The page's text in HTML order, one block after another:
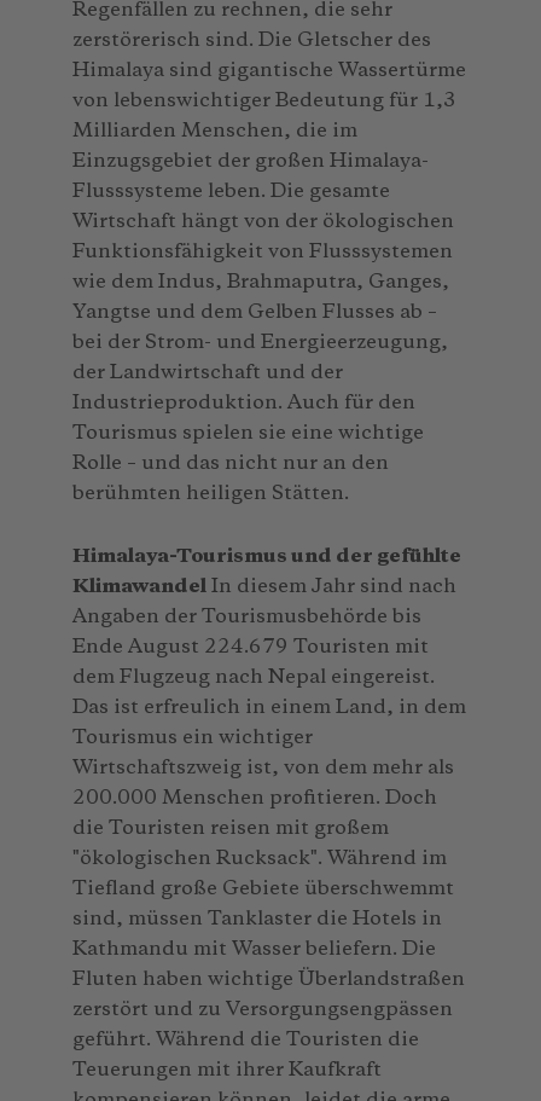
Regenfällen zu rechnen, die sehr
zerstörerisch sind. Die Gletscher des
Himalaya sind gigantische Wassertürme
von lebenswichtiger Bedeutung für 1,3
Milliarden Menschen, die im
Einzugsgebiet der großen Himalaya-
Flusssysteme leben. Die gesamte
Wirtschaft hängt von der ökologischen
Funktionsfähigkeit von Flusssystemen
wie dem Indus, Brahmaputra, Ganges,
Yangtse und dem Gelben Flusses ab –
bei der Strom- und Energieerzeugung,
der Landwirtschaft und der
Industrieproduktion. Auch für den
Tourismus spielen sie eine wichtige
Rolle – und das nicht nur an den
berühmten heiligen Stätten.
Himalaya-Tourismus und der gefühlte
Klimawandel In diesem Jahr sind nach
Angaben der Tourismusbehörde bis
Ende August 224.679 Touristen mit
dem Flugzeug nach Nepal eingereist.
Das ist erfreulich in einem Land, in dem
Tourismus ein wichtiger
Wirtschaftszweig ist, von dem mehr als
200.000 Menschen profitieren. Doch
die Touristen reisen mit großem
"ökologischen Rucksack". Während im
Tiefland große Gebiete überschwemmt
sind, müssen Tanklaster die Hotels in
Kathmandu mit Wasser beliefern. Die
Fluten haben wichtige Überlandstraßen
zerstört und zu Versorgungsengpässen
geführt. Während die Touristen die
Teuerungen mit ihrer Kaufkraft